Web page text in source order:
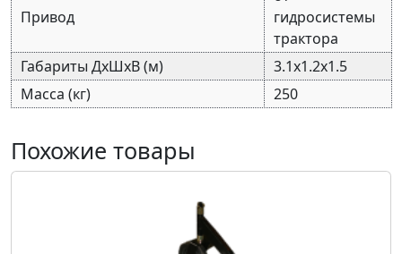
Привод
гидросистемы
трактора
Габариты ДхШхВ (м)
3.1х1.2х1.5
Масса (кг)
250
Похожие товары